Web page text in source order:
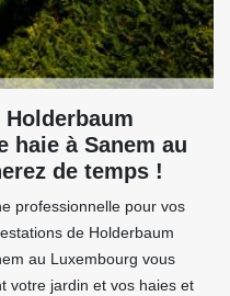
haie à Sanem au
de temps !
professionnelle pour vos
de Holderbaum
au Luxembourg vous
votre jardin et vos haies et